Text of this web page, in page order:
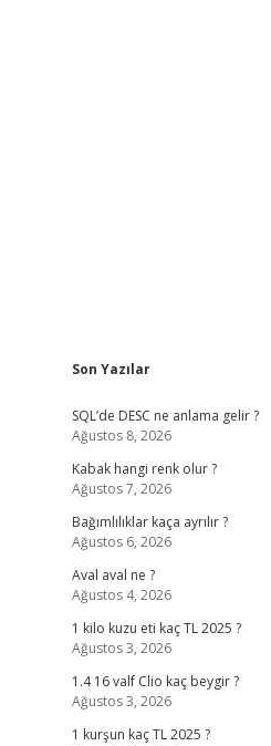
Sidebar
Son Yazılar
SQL’de DESC ne anlama gelir ?
Ağustos 8, 2026
Kabak hangi renk olur ?
Ağustos 7, 2026
Bağımlılıklar kaça ayrılır ?
Ağustos 6, 2026
Aval aval ne ?
Ağustos 4, 2026
1 kilo kuzu eti kaç TL 2025 ?
Ağustos 3, 2026
1.4 16 valf Clio kaç beygir ?
Ağustos 3, 2026
1 kurşun kaç TL 2025 ?